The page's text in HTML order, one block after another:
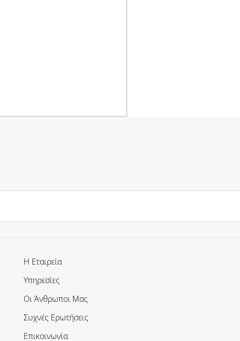
Η Εταιρεία
Υπηρεσίες
Οι Άνθρωποι Μας
Συχνές Ερωτήσεις
Επικοινωνία